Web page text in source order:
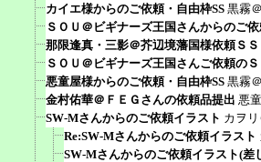
カイエ様からのご依頼・自由枠SS 黒霧
ＳＯＵ＠ビギナーズ王国さんからのご
那限逢真・三影＠芥辺境藩国様依頼ＳＳ
ＳＯＵ＠ビギナーズ王国さんご依頼の
悪童屋様からのご依頼・自由枠SS 黒霧
金村佑華＠ＦＥＧさんの依頼品提出 悪
SW-Mさんからのご依頼イラスト カヲ
Re:SW-Mさんからのご依頼イラスト
SW-Mさんからのご依頼イラスト(差